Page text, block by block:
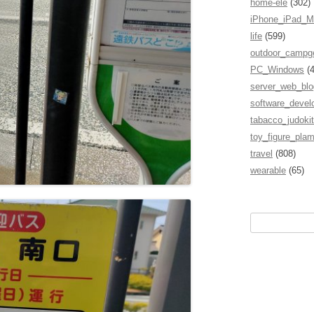
home-ele (302)
life (599)
PC_Windows
travel (808)
wearable (65)